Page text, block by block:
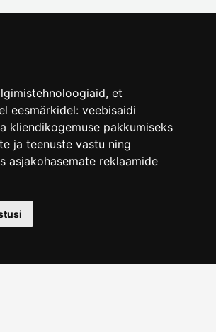
et
eesmärkidel: veebisaidi
kliendikogemuse pakkumiseks
ja teenuste vastu ning
asjakohasemate reklaamide